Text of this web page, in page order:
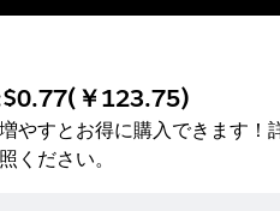
$0.77(￥123.75)
やすとお得に購入できます！
ください。